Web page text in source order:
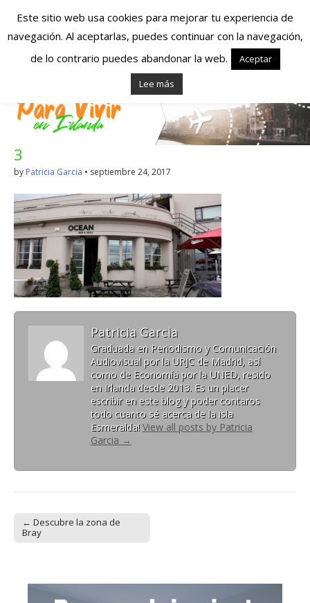
Españoles en
Irlanda – Vivir en
Irlanda – Trabajo
en Irlanda –
Alojamiento en
Irlanda
Blog dedicado a los que viven, estudian y trabajan en
Irlanda!
3
by Patricia Garcia • septiembre 24, 2017
Patricia Garcia
Graduada en Periodismo y Comunicación
Audiovisual por la URJC de Madrid, así
como de Economía por la UNED, resido
en Irlanda desde 2013. Es un placer
escribir en este blog y poder contaros
todo cuanto sé acerca de la isla
Esmeralda! View all posts by Patricia
Garcia →
Post navigation
← Descubre la zona de
Bray
Este sitio web usa cookies para mejorar tu experiencia de
navegación. Al aceptarlas, puedes continuar con la navegación,
de lo contrario puedes abandonar la web.
Aceptar
Lee más